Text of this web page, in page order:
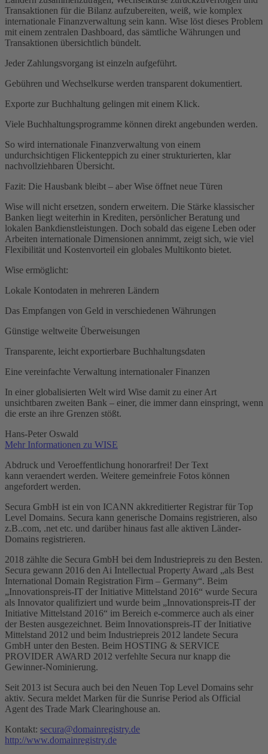
Transaktionen für die Bilanz aufzubereiten, weiß, wie komplex
internationale Finanzverwaltung sein kann. Wise löst dieses Problem
mit einem zentralen Dashboard, das sämtliche Währungen und
Transaktionen übersichtlich bündelt.
Jeder Zahlungsvorgang ist einzeln aufgeführt.
Gebühren und Wechselkurse werden transparent dokumentiert.
Exporte zur Buchhaltung gelingen mit einem Klick.
Viele Buchhaltungsprogramme können direkt angebunden werden.
So wird internationale Finanzverwaltung von einem
undurchsichtigen Flickenteppich zu einer strukturierten, klar
nachvollziehbaren Übersicht.
Fazit: Die Hausbank bleibt – aber Wise öffnet neue Türen
Wise will nicht ersetzen, sondern erweitern. Die Stärke klassischer
Banken liegt weiterhin in Krediten, persönlicher Beratung und
lokalen Bankdienstleistungen. Doch sobald das eigene Leben oder
Arbeiten internationale Dimensionen annimmt, zeigt sich, wie viel
Flexibilität und Kostenvorteil ein globales Multikonto bietet.
Wise ermöglicht:
Lokale Kontodaten in mehreren Ländern
Das Empfangen von Geld in verschiedenen Währungen
Günstige weltweite Überweisungen
Transparente, leicht exportierbare Buchhaltungsdaten
Eine vereinfachte Verwaltung internationaler Finanzen
In einer globalisierten Welt wird Wise damit zu einer Art
unsichtbaren zweiten Bank – einer, die immer dann einspringt, wenn
die erste an ihre Grenzen stößt.
Hans-Peter Oswald
Mehr Informationen zu WISE
Abdruck und Veroeffentlichung honorarfrei! Der Text
kann veraendert werden. Weitere gemeinfreie Fotos können
angefordert werden.
Secura GmbH ist ein von ICANN akkreditierter Registrar für Top
Level Domains. Secura kann generische Domains registrieren, also
z.B..com, .net etc. und darüber hinaus fast alle aktiven Länder-
Domains registrieren.
2018 zählte die Secura GmbH bei dem Industriepreis zu den Besten.
Secura gewann 2016 den Ai Intellectual Property Award „als Best
International Domain Registration Firm – Germany“. Beim
„Innovationspreis-IT der Initiative Mittelstand 2016“ wurde Secura
als Innovator qualifiziert und wurde beim „Innovationspreis-IT der
Initiative Mittelstand 2016“ im Bereich e-commerce auch als einer
der Besten ausgezeichnet. Beim Innovationspreis-IT der Initiative
Mittelstand 2012 und beim Industriepreis 2012 landete Secura
GmbH unter den Besten. Beim HOSTING & SERVICE
PROVIDER AWARD 2012 verfehlte Secura nur knapp die
Gewinner-Nominierung.
Seit 2013 ist Secura auch bei den Neuen Top Level Domains sehr
aktiv. Secura meldet Marken für die Sunrise Period als Official
Agent des Trade Mark Clearinghouse an.
Kontakt: secura@domainregistry.de
http://www.domainregistry.de